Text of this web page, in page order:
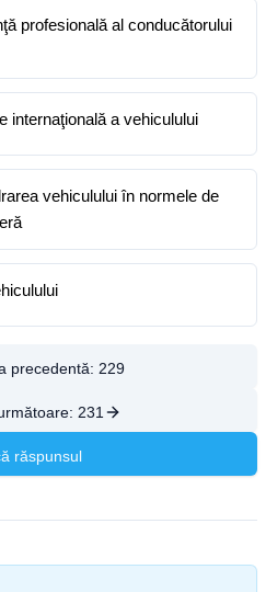
profesională al conducătorului
internaţională a vehiculului
vehiculului în normele de
precedentă: 229
231
răspunsul